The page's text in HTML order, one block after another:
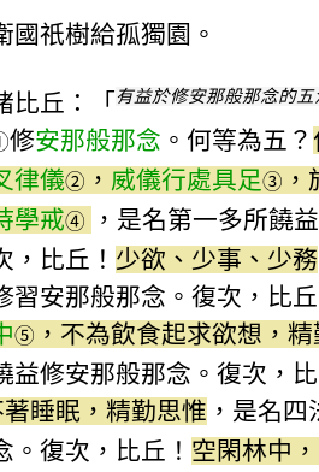
國祇樹給孤獨園。
比丘：「 有益於修安那般那念的五
修安那般那念 。何等為五？
律儀② ， 威儀行處具足③
學戒④
，是名第一多所饒
，比丘！ 少欲、少事、少務
習安那般那念。復次，比
⑤ ，不為飲食起求欲想，
益修安那般那念。復次，
著睡眠，精勤思惟 ，是名
。復次，比丘！ 空閑林中